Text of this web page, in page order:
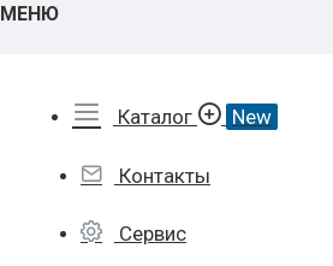
МЕНЮ
Каталог New
Контакты
Сервис